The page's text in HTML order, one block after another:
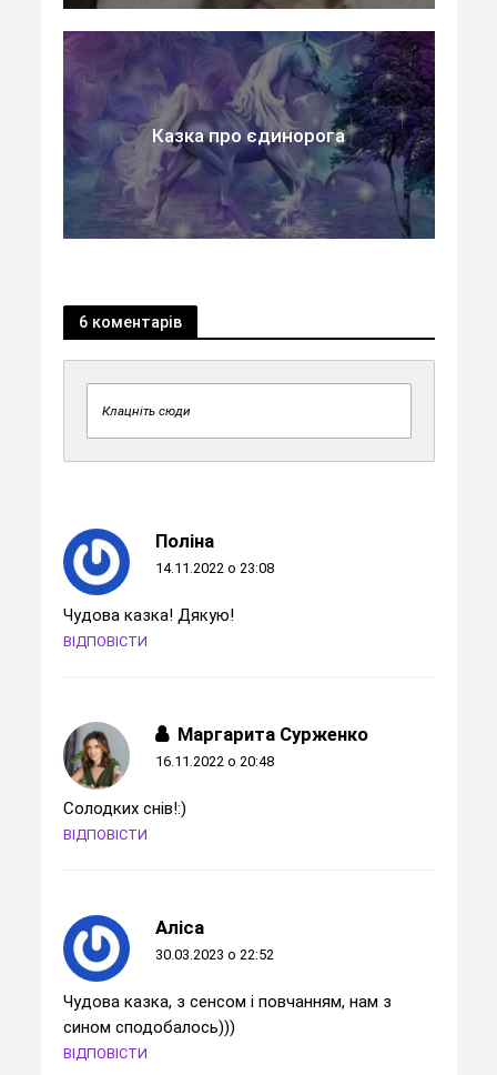
Казка про єдинорога
6 коментарів
Клацніть сюди
Поліна
14.11.2022 о 23:08
Чудова казка! Дякую!
ВІДПОВІСТИ
Маргарита Сурженко
16.11.2022 о 20:48
Солодких снів!:)
ВІДПОВІСТИ
Аліса
30.03.2023 о 22:52
Чудова казка, з сенсом і повчанням, нам з
сином сподобалось)))
ВІДПОВІСТИ